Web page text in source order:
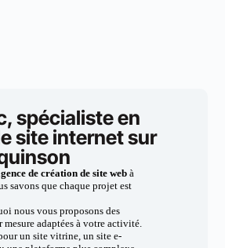
spécialiste en
site internet sur
de création de site webà
savons que chaque projet est
nous vous proposons des
mesure adaptées à votre activité.
un site vitrine, un site e-